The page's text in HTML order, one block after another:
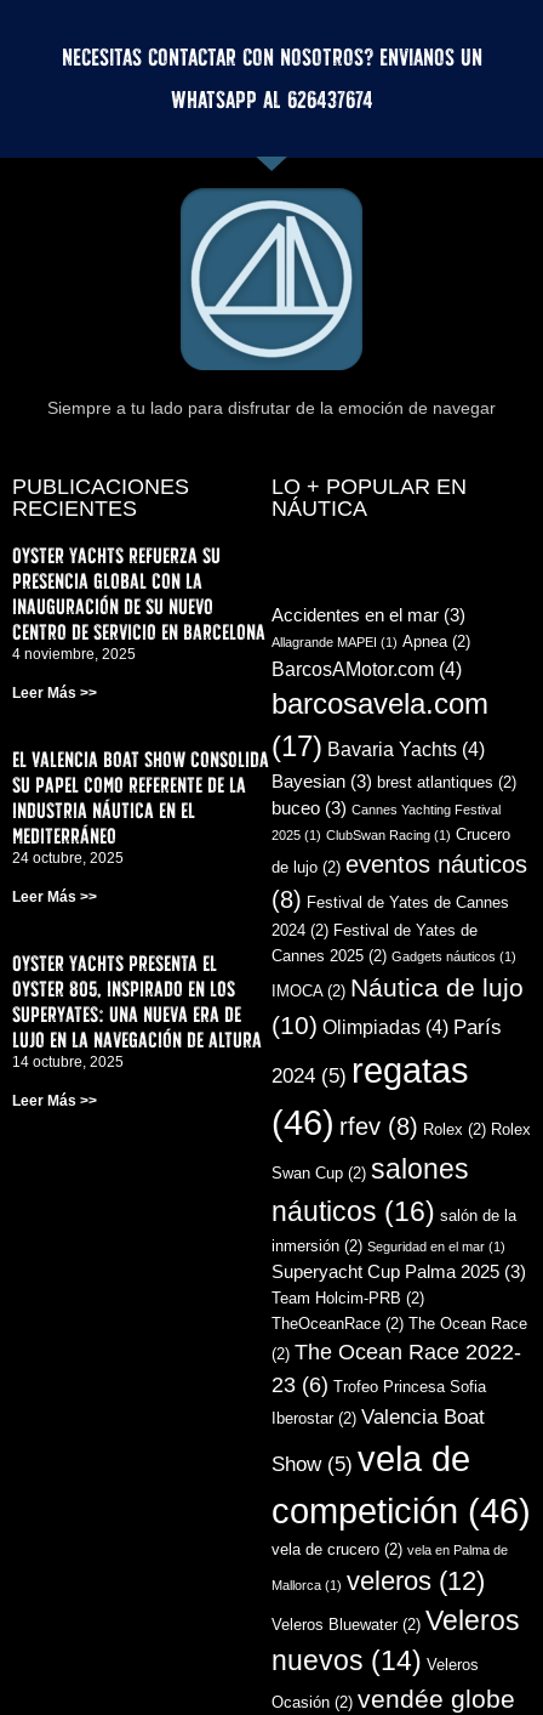
Necesitas contactar con nosotros? Envianos un
whatsApp al 626437674
Siempre a tu lado para disfrutar de la emoción de navegar
PUBLICACIONES
RECIENTES
Oyster Yachts refuerza su
presencia global con la
inauguración de su nuevo
centro de servicio en Barcelona
4 noviembre, 2025
Leer Más >>
El Valencia Boat Show consolida
su papel como referente de la
industria náutica en el
Mediterráneo
24 octubre, 2025
Leer Más >>
Oyster Yachts presenta el
Oyster 805, inspirado en los
superyates: una nueva era de
lujo en la navegación de altura
14 octubre, 2025
Leer Más >>
LO + POPULAR EN
NÁUTICA
Accidentes en el mar (3)
Allagrande MAPEI (1) Apnea(2)
BarcosAMotor.com (4)
barcosavela.com
(17) Bavaria Yachts (4)
Bayesian (3) brest atlantiques (2)
buceo (3) Cannes Yachting Festival
2025 (1) ClubSwan Racing (1) Crucero
de lujo (2) eventos náuticos
(8) Festival de Yates de Cannes
2024 (2) Festival de Yates de
Cannes 2025 (2) Gadgets náuticos (1)
IMOCA(2) Náutica de lujo
(10) Olimpiadas (4) París
2024 (5) regatas
(46) rfev (8) Rolex (2) Rolex
Swan Cup (2) salones
náuticos (16) salón de la
inmersión (2) Seguridad en el mar (1)
Superyacht Cup Palma 2025 (3)
Team Holcim-PRB (2)
TheOceanRace (2) The Ocean Race
(2) The Ocean Race 2022-
23 (6) Trofeo Princesa Sofia
Iberostar(2) Valencia Boat
Show(5) vela de
competición (46)
vela de crucero (2) vela en Palma de
Mallorca (1) veleros (12)
Veleros Bluewater(2) Veleros
nuevos (14) Veleros
Ocasión (2) vendée globe